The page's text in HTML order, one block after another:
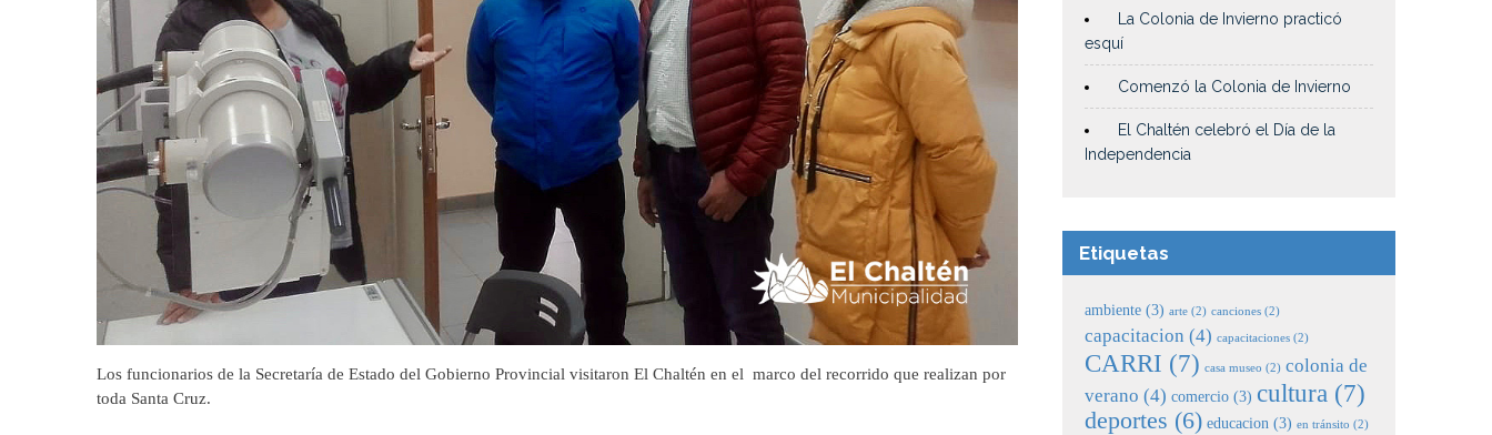
Los funcionarios de la Secretaría de Estado del Gobierno Provincial visitaron El Chaltén en el marco del recorrido que realizan por
toda Santa Cruz.
La Colonia de Invierno practicó
esquí
Comenzó la Colonia de Invierno
El Chaltén celebró el Día de la
Independencia
Etiquetas
ambiente (3) arte (2) canciones (2)
capacitacion (4) capacitaciones (2)
CARRI (7) casa museo (2) colonia de
verano (4) comercio (3) cultura (7)
deportes (6) educacion (3) en tránsito (2)